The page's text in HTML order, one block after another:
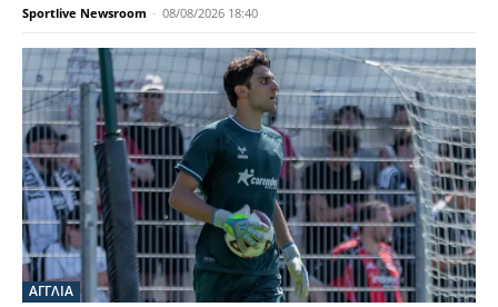
Sportlive Newsroom - 08/08/2026 18:40
ΑΓΓΛΙΑ